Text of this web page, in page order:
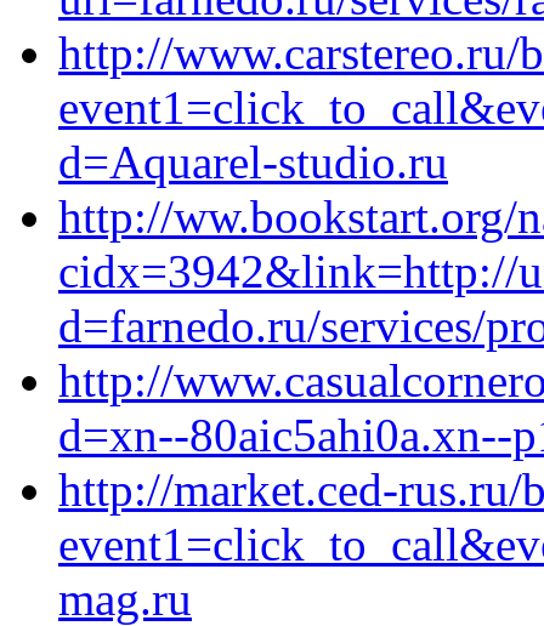
http://www.carstereo.ru/
d=Aquarel-studio.ru
http://ww.bookstart.org/
cidx=3942&link=http://
d=farnedo.ru/services/
http://
d=xn--80aic5ahi0a.xn--
http://market.ced-
mag.ru